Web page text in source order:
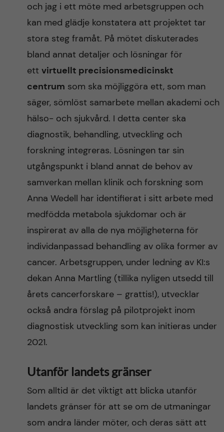
och jag i ett möte med arbetsgruppen och
kan med glädje konstatera att projektet tar
stora steg framåt. På mötet diskuterades
bland annat detaljer och lösningar för
ett virtuellt precisionsmedicinskt
centrum som ska möjliggöra ett, som man
säger, sömlöst samarbete mellan akademi och
hälso- och sjukvård. I detta center ska
diagnostik, behandling, utveckling och
forskning integreras. Lösningen tar sin
utgångspunkt i bland annat de behov av
samverkan mellan klinik och forskning som
Anna Wedell har identifierat i sitt arbete med
medfödda metabola sjukdomar och är
inspirerat av alla de nya möjligheterna för
individanpassad behandling av olika former av
cancer. Arbetsgruppen, under ledning av KI:s
dekan Anna Martling (tillika nyligen utsedd till
årets cancerforskare – grattis!), utvecklar
också andra förslag på pilotprojekt inom
diagnostisk utveckling som kan initieras under
2021.
Utanför landets gränser
Som alltid är det viktigt att blicka utanför
landets gränser för att se om de utmaningar
som andra länder möter, och deras sätt att